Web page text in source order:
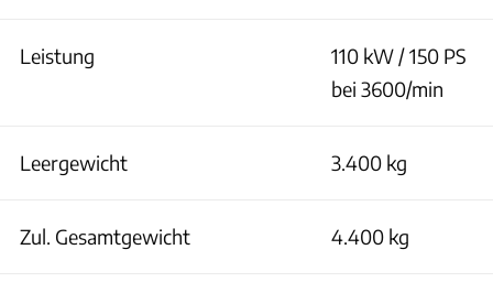
Leistung
110 kW / 150 PS
bei 3600/min
Leergewicht 3.400 kg
Zul. Gesamtgewicht 4.400 kg